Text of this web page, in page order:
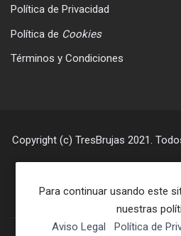
Política de Privacidad
Política de Cookies
Términos y Condiciones
Copyright (c) TresBrujas 2021.
Para continuar usando este
nuestras
Aviso Legal
Política de